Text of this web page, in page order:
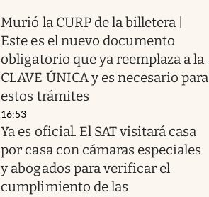
Murió la CURP de la billetera |
Este es el nuevo documento
obligatorio que ya reemplaza a la
CLAVE ÚNICA y es necesario para
estos trámites
16:53
Ya es oficial. El SAT visitará casa
por casa con cámaras especiales
y abogados para verificar el
cumplimiento de las